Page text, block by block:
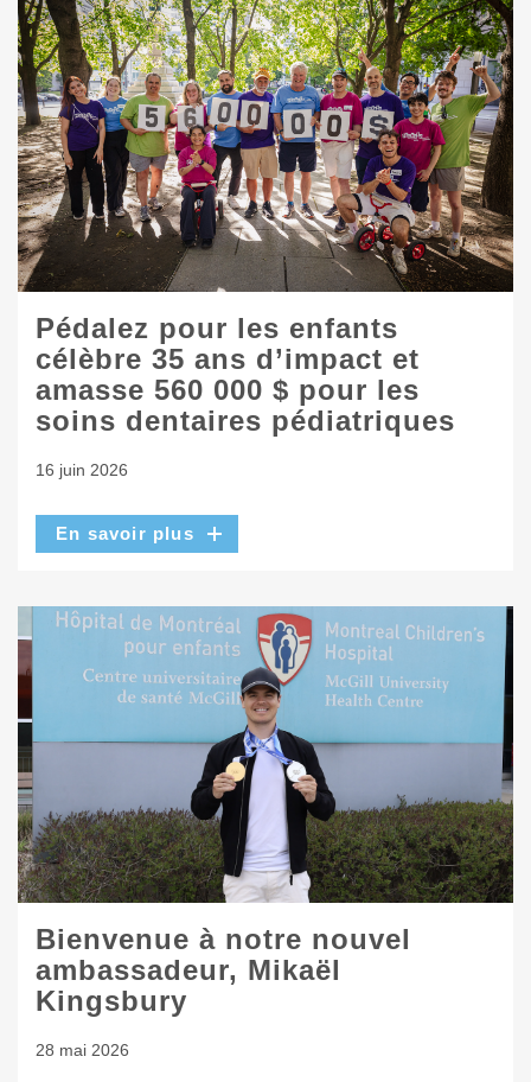
Pédalez pour les enfants
célèbre 35 ans d’impact et
amasse 560 000 $ pour les
soins dentaires pédiatriques
16 juin 2026
En savoir plus
Bienvenue à notre nouvel
ambassadeur, Mikaël
Kingsbury
28 mai 2026